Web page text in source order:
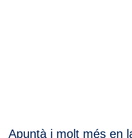
Apuntà i molt més en